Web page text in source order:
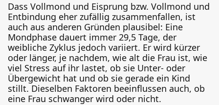
Dass Vollmond und Eisprung bzw. Vollmond und
Entbindung eher zufällig zusammenfallen, ist
auch aus anderen Gründen plausibel: Eine
Mondphase dauert immer 29,5 Tage, der
weibliche Zyklus jedoch variiert. Er wird kürzer
oder länger, je nachdem, wie alt die Frau ist, wie
viel Stress auf ihr lastet, ob sie Unter- oder
Übergewicht hat und ob sie gerade ein Kind
stillt. Dieselben Faktoren beeinflussen auch, ob
eine Frau schwanger wird oder nicht.